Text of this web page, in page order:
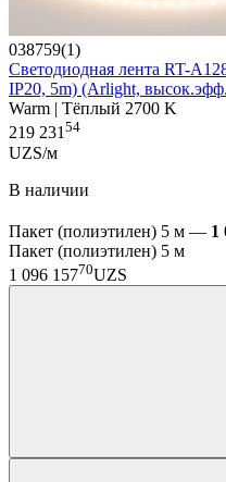
038759(1)
Светодиодная лента RT-
IP20, 5m) (Arlight,
Warm | Тёплый 2700 K
219 23154
UZS/м
В наличии
Пакет (полиэтилен) 5 м — 1
Пакет (полиэтилен) 5 м
1 096 15770UZS